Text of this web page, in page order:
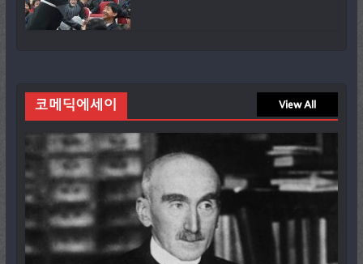
코메딕에세이 View All